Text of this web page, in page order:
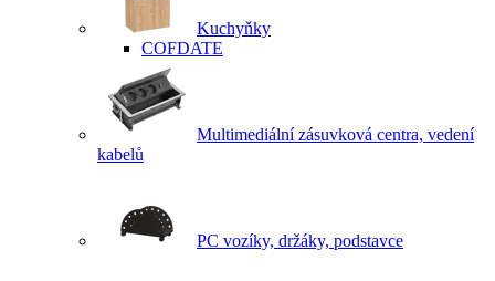
Kuchyňky
COFDATE
Multimediální zásuvková centra, vedení
kabelů
PC vozíky, držáky, podstavce